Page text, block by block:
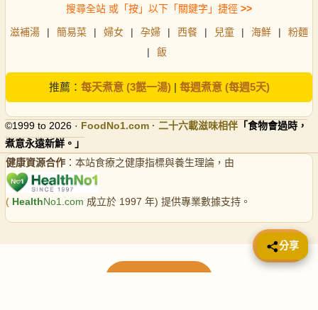
搜尋全站 或「按」以下「關鍵字」捷徑 >>
滋補湯 | 簡易菜 | 婦女 | 孕婦 | 西餐 | 兒童 | 海鮮 |
粉麵
|
飯
推薦： 每天煮意 (3餸一湯)| 每週煮意 (每週5天)
©1999 to 2026 · FoodNo1.com · 二十六載滋味相伴 「食物會過時，
煮意永遠新鮮。」
健康資源合作 ：本站食療之健康指標與養生理論，由
( HealthNo1.com 成立於 1997 年) 提供專業數據支持。
📤 分享
分享